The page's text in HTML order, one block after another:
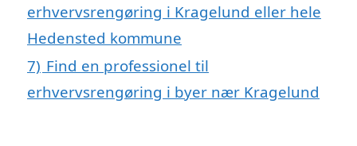
erhvervsrengøring i Kragelund eller hele
Hedensted kommune
7) Find en professionel til
erhvervsrengøring i byer nær Kragelund